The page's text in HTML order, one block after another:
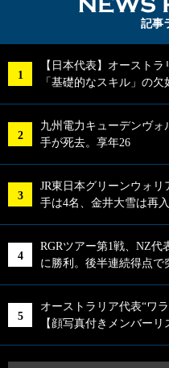
記事
【日本代表】オースト
「基礎的なスキル」の
九州電力キューデンヴ
手が死去。享年26
JR東日本グリーンウォ
手は4名、金井大雪は再
RGRツアー第1戦、NZ代
に勝利。後半連続得点で
オーストラリア代表“ワ
【顔写真付きメンバーリ